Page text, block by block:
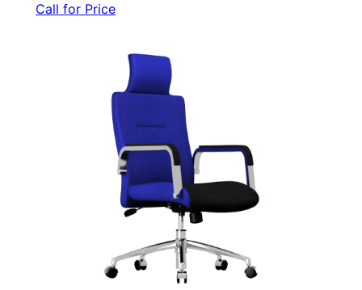
Call for Price